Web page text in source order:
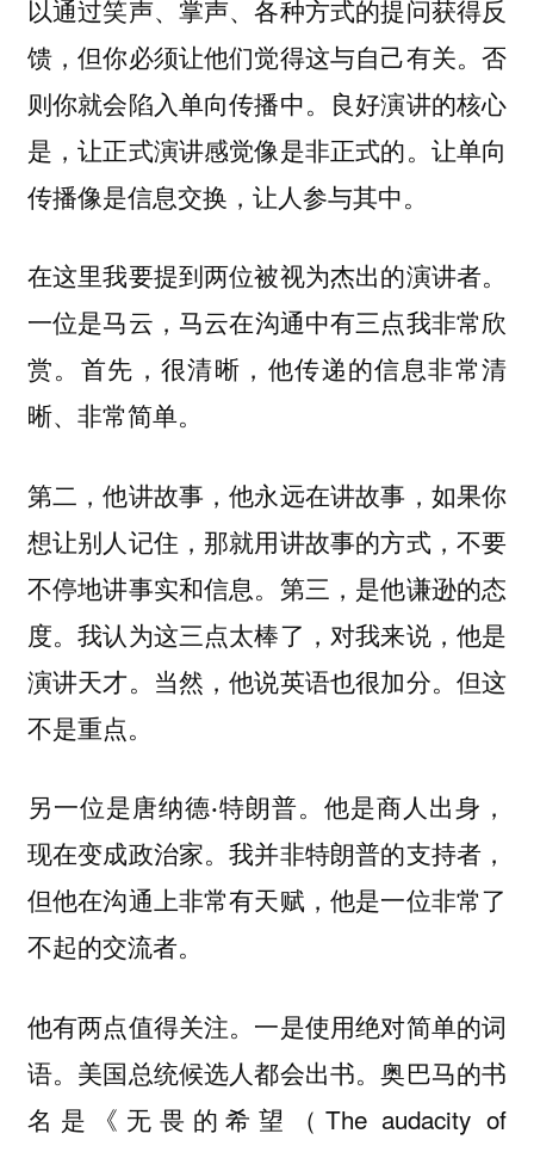
以通过笑声、掌声、各种方式的提问获得反
馈，但你必须让他们觉得这与自己有关。否
则你就会陷入单向传播中。良好演讲的核心
是，让正式演讲感觉像是非正式的。让单向
传播像是信息交换，让人参与其中。
在这里我要提到两位被视为杰出的演讲者。
一位是马云， 马云在沟通中有三点我非常欣
赏。首先，很清晰，他传递的信息非常清
晰、非常简单。
第二，他讲故事，他永远在讲故事，如果你
想让别人记住，那就用讲故事的方式，不要
不停地讲事实和信息。第三，是他谦逊的态
度。我认为这三点太棒了，对我来说，他是
演讲天才。当然，他说英语也很加分。但这
不是重点。
另一位是唐纳德·特朗普。他是商人出身，
现在变成政治家。我并非特朗普的支持者，
但他在沟通上非常有天赋，他是一位非常了
不起的交流者。
他有两点值得关注。一是使用绝对简单的词
语。美国总统候选人都会出书。奥巴马的书
名是《无畏的希望（The audacity of